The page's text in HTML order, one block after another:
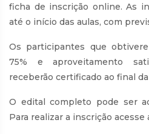
ficha de inscrição online. As
até o início das aulas, com
Os participantes que
75% e aproveitamento
receberão certificado ao final
O edital completo pode ser
Para realizar a inscrição acesse